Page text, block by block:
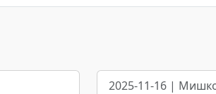
2025-11-16 |